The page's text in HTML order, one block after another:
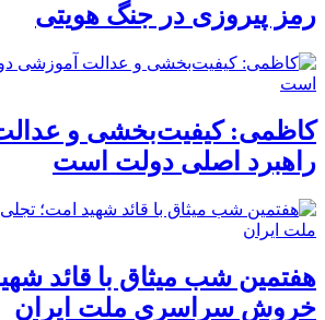
رمز پیروزی در جنگ هویتی
کاظمی: کیفیت‌بخشی و
راهبرد اصلی دولت است
هفتمین شب میثاق با قائد
خروش سراسری ملت ایران